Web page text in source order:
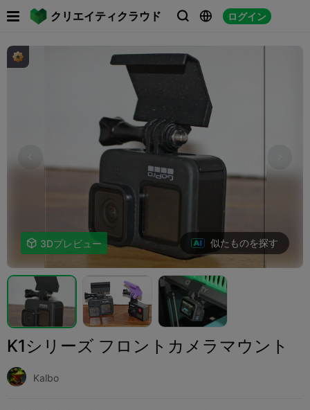
クリエイティクラウド   ログイン
 3Dプレビュー 似たものを探す
K1シリーズ フロントカメラマウント
Kalbo